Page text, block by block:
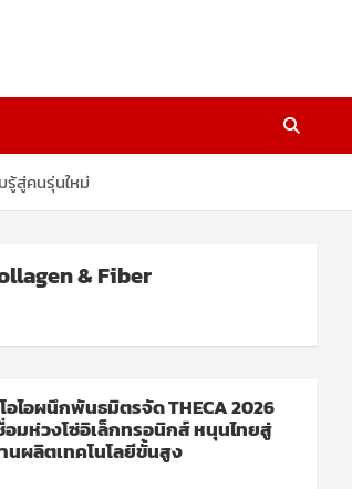
รู้สู่คนรุ่นใหม่
& Fiber
อไอผนึกพันธมิตรจัด THECA 2026
อมห่วงโซ่อิเล็กทรอนิกส์ หนุนไทยสู่
นผลิตเทคโนโลยีขั้นสูง